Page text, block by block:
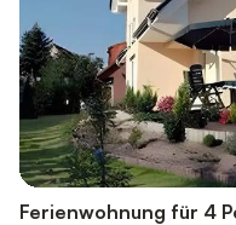
Ferienwohnung für 4